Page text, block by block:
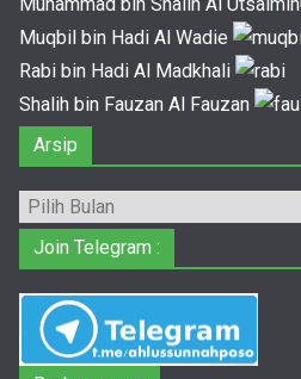
Muqbil bin Hadi Al Wadie
Rabi bin Hadi Al Madkhali
Shalih bin Fauzan Al Fauzan
Arsip
Arsip
Join Telegram :